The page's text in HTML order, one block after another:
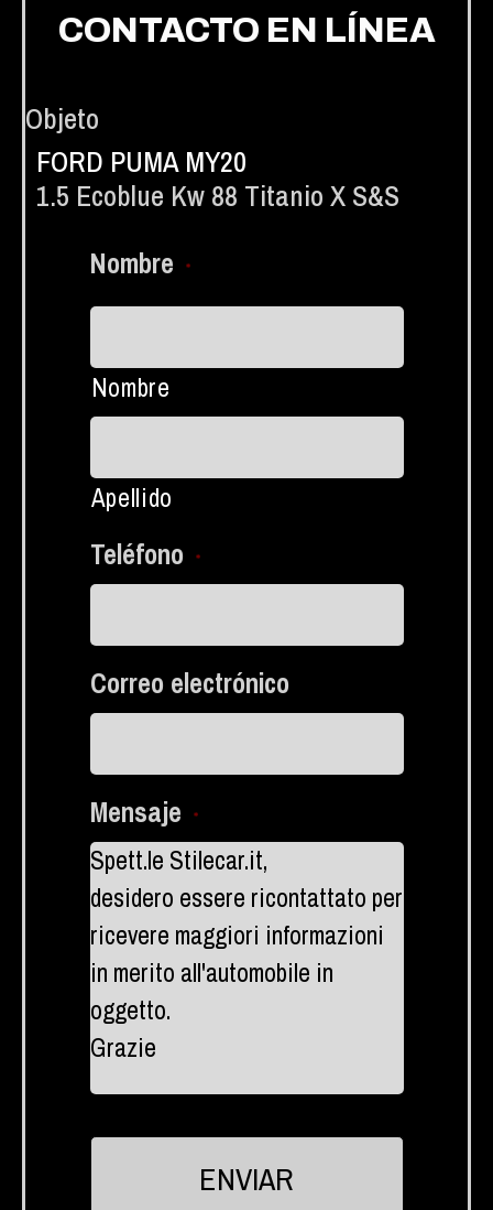
CONTACTO EN LÍNEA
Objeto
FORD PUMA MY20
1.5 Ecoblue Kw 88 Titanio X S&S
Nombre *
Nombre
Apellido
Teléfono *
Correo electrónico
Mensaje *